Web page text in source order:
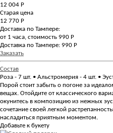
12 004 Р
Старая цена
12 770 Р
Доставка по Тампере:
от 1 часа, стоимость 990 Р
Доставка по Тампере: 990 Р
Заказать
Состав
Роза - 7 шт. • Альстромерия - 4 шт. •
Порой стоит забыть о погоне за
вещах. Отойдите от классического
окунитесь в композицию из нежных
сочетание своей легкой
насладиться приятным моментом.
Добавьте к букету